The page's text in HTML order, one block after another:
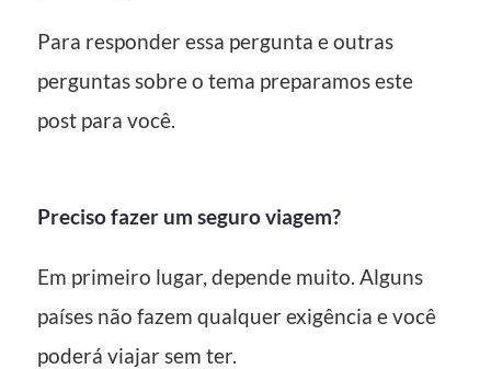
Para responder essa pergunta e outras
perguntas sobre o tema preparamos este
post para você.
Preciso fazer um seguro viagem?
Em primeiro lugar, depende muito. Alguns
países não fazem qualquer exigência e você
poderá viajar sem ter.